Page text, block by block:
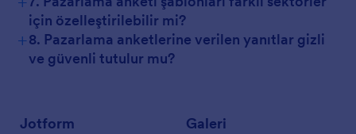
için özelleştirilebilir mi?
+8. Pazarlama anketlerine verilen yanıtlar gizli
ve güvenli tutulur mu?
Jotform Galeri